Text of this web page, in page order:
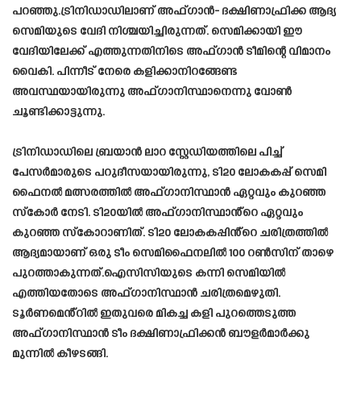
പറഞ്ഞു.ട്രിനിഡാഡിലാണ് അഫ്ഗാന്‍- ദക്ഷിണാഫ്രിക്ക ആദ്യ
സെമിയുടെ വേദി നിശ്ചയിച്ചിരുന്നത്. സെമിക്കായി ഈ
വേദിയിലേക്ക് എത്തുന്നതിനിടെ അഫ്ഗാന്‍ ടീമിന്റെ വിമാനം
വൈകി. പിന്നീട് നേരെ കളിക്കാനിറങ്ങേണ്ട
അവസ്ഥയായിരുന്നു അഫ്ഗാനിസ്ഥാനെന്നു വോണ്‍
ചൂണ്ടിക്കാട്ടുന്നു.
ട്രിനിഡാഡിലെ ബ്രയാൻ ലാറ സ്റ്റേഡിയത്തിലെ പിച്ച്
പേസർമാരുടെ പറുദീസയായിരുന്നു, ടി20 ലോകകപ്പ് സെമി
ഫൈനൽ മത്സരത്തിൽ അഫ്ഗാനിസ്ഥാൻ ഏറ്റവും കുറഞ്ഞ
സ്‌കോർ നേടി. ടി20യിൽ അഫ്ഗാനിസ്ഥാൻ്റെ ഏറ്റവും
കുറഞ്ഞ സ്‌കോറാണിത്. ടി20 ലോകകപ്പിൻ്റെ ചരിത്രത്തിൽ
ആദ്യമായാണ് ഒരു ടീം സെമിഫൈനലിൽ 100 ​​റൺസിന് താഴെ
പുറത്താകുന്നത്.ഐസിസിയുടെ കന്നി സെമിയിൽ
എത്തിയതോടെ അഫ്ഗാനിസ്ഥാൻ ചരിത്രമെഴുതി.
ടൂർണമെൻ്റിൽ ഇതുവരെ മികച്ച കളി പുറത്തെടുത്ത
അഫ്ഗാനിസ്ഥാൻ ടീം ദക്ഷിണാഫ്രിക്കൻ ബൗളർമാർക്കു
മുന്നിൽ കീഴടങ്ങി.